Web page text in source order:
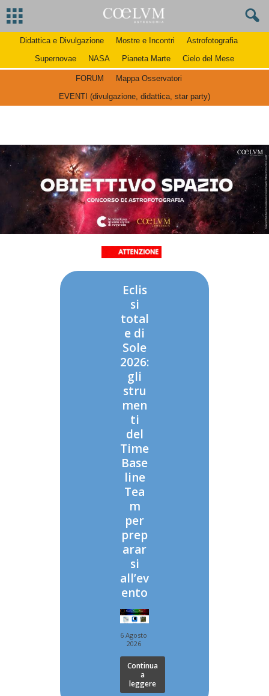
Didattica e Divulgazione Mostre e Incontri
Astrofotografia
Supernovae
NASA Pianeta Marte Cielo del Mese
FORUM
Mappa Osservatori
EVENTI (divulgazione, didattica, star party)
Eclis
si
total
e di
Sole
2026:
gli
stru
men
ti
del
Time
Base
line
Tea
m
per
prep
arar
si
all’ev
ento
6 Agosto
2026
Continua
a
leggere